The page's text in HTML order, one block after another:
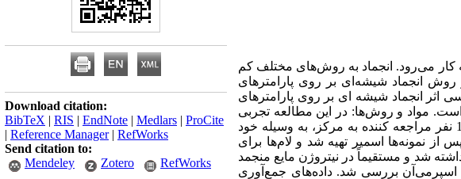
کار می‌رود. انجماد به روش‌های مختلف کم
انجماد شیشه‌ای بر روی پارامترهای
اثر انجماد شیشه ای بر روی پارامترهای
مواد و روش‌ها: در این مطالعه تجربی
که در سال 1388 در مرکز تحقیقاتی‌ ـ درمانی ناباروری یزد انجام شد، نمونه های سیمن 17 نفر مراجعه کننده به مرکز، به وسیله خود
از نمونه‌ها اسمیر تهیه شد و لام‌ها برای
شد و مستقیماً در نیتروژن مایع منجمد
اسپرمی‌آن بررسی شد. داده‌های جمع‌آوری
Download citation:
BibTeX | RIS | EndNote | Medlars | ProCite
| Reference Manager| RefWorks
Send citation to:
Mendeley
Zotero RefWorks